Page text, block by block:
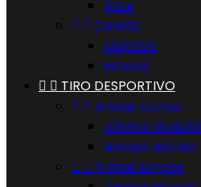
Akus
  CANOS
USADOS
NOVOS
  TIRO DESPORTIVO
  Armas Curtas
ARMAS USADAS
ARMAS NOVAS
  Armas Longas